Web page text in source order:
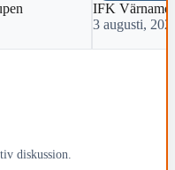
IFK Värnamo
3 augusti,
diskussion.